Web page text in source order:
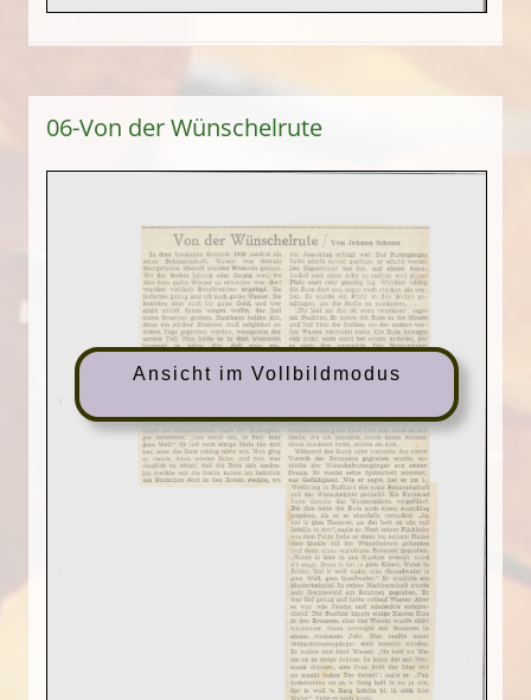
06-Von der Wünschelrute
Ansicht im Vollbildmodus